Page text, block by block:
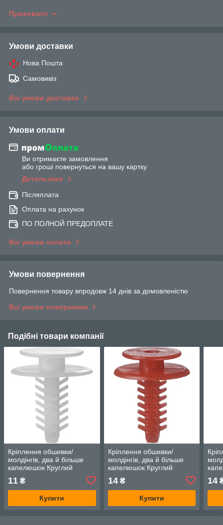
Приховати
Умови доставки
Нова Пошта
Самовивіз
Всі умови доставки
Умови оплати
Ви отримаєте замовлення
або гроші повернуться на вашу картку
Детальніше
Післяплата
Оплата на рахунок
ПО ПОЛНОЙ ПРЕДОПЛАТЕ
Всі умови оплати
Умови повернення
Повернення товару впродовж 14 днів за домовленістю
Всі умови повернення
Подібні товари компанії
Кріплення обшивки/
молдінгів, два й більше
капелюшок Круглий
147
11 ₴
Купити
Кріплення обшивки/
молдінгів, два й більше
капелюшок Круглий
147
14₴
Купити
147
14